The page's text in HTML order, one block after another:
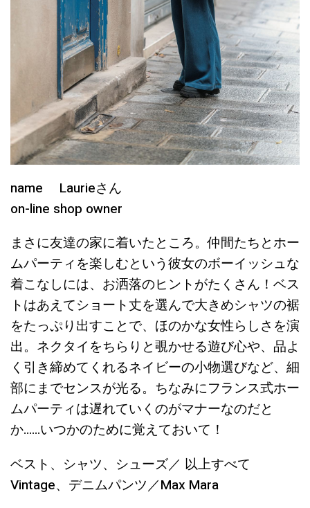
name Laurieさん
on-line shop owner
まさに友達の家に着いたところ。仲間たちとホー
ムパーティを楽しむという彼女のボーイッシュな
着こなしには、お洒落のヒントがたくさん！ベス
トはあえてショート丈を選んで大きめシャツの裾
をたっぷり出すことで、ほのかな女性らしさを演
出。ネクタイをちらりと覗かせる遊び心や、品よ
く引き締めてくれるネイビーの小物選びなど、細
部にまでセンスが光る。ちなみにフランス式ホー
ムパーティは遅れていくのがマナーなのだと
か……いつかのために覚えておいて！
ベスト、シャツ、シューズ／ 以上すべて
Vintage、デニムパンツ／Max Mara